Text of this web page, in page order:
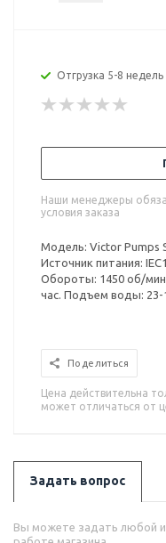
Отгрузка 5-8 недель
Наши менеджеры
условия заказа
Модель: Victor Pumps
Источник питания:
Обороты: 1450 об/
час. Подъем воды: 23-
Поделиться
Цена действительна
может отличаться от
Задать вопрос
Вы можете задать любой